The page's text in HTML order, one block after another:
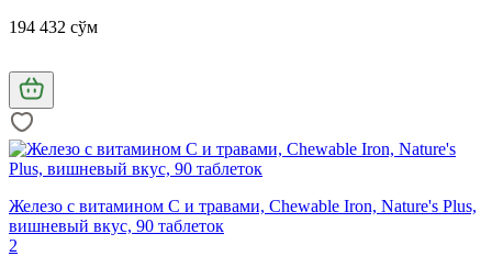
194 432 сўм
Железо с витамином C и травами, Chewable Iron, Nature's Plus,
вишневый вкус, 90 таблеток
2